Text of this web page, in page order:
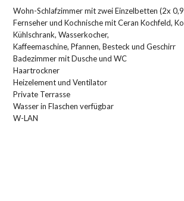
Wohn-Schlafzimmer mit zwei Einzelbetten (2x
Fernseher und Kochnische mit Ceran Kochfeld,
Kühlschrank, Wasserkocher,
Kaffeemaschine, Pfannen, Besteck und Geschirr
Badezimmer mit Dusche und WC
Haartrockner
Heizelement und Ventilator
Private Terrasse
Wasser in Flaschen verfügbar
W-LAN